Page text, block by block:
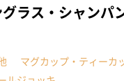
ラス・シャンパ
マグカップ・ティーカ